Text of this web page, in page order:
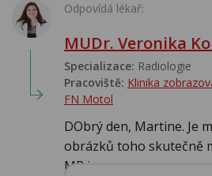
Odpovídá lékař:
MUDr. Veronika
Specializace: Radiologie
Pracoviště: Klinika
FN Motol
DObrý den, Martine. Je
obrázků toho skutečně
MR j...